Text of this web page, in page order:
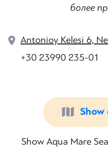
более
Antonioy Kelesi 6,
+30 23990 235-01
Show Aqua Mare